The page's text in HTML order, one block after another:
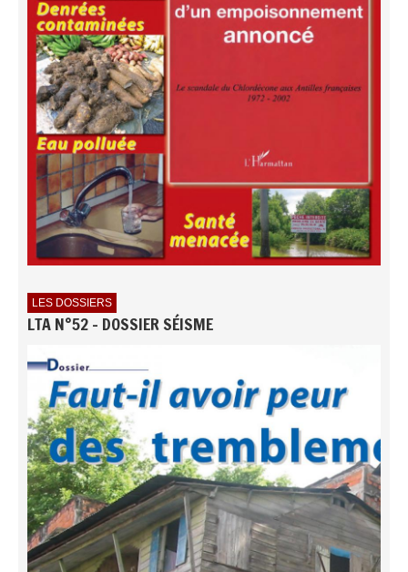
LES DOSSIERS
LTA N°52 - DOSSIER SÉISME